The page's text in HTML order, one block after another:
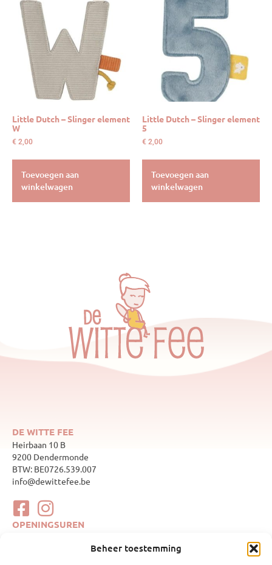
Beheer toestemming
Little Dutch – Slinger element
W
€ 2,00
Toevoegen aan
winkelwagen
Little Dutch – Slinger element
5
€ 2,00
Toevoegen aan
winkelwagen
DE WITTE FEE
Heirbaan 10 B
9200 Dendermonde
BTW: BE0726.539.007
info@dewittefee.be
OPENINGSUREN
10:00–17:00